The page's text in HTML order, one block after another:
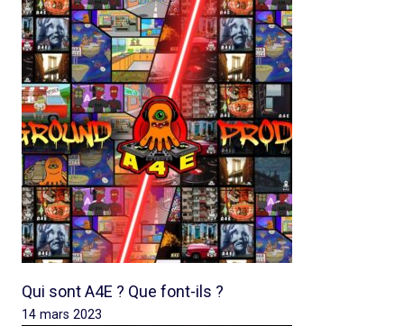
Qui sont A4E ? Que font-ils ?
14 mars 2023